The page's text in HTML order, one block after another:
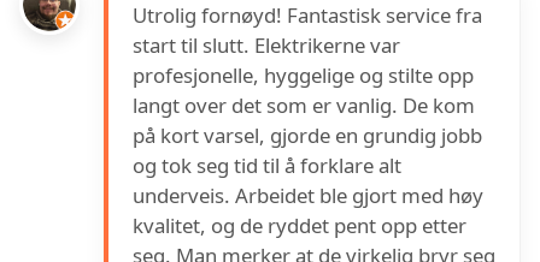
Utrolig fornøyd! Fantastisk service fra
start til slutt. Elektrikerne var
profesjonelle, hyggelige og stilte opp
langt over det som er vanlig. De kom
på kort varsel, gjorde en grundig jobb
og tok seg tid til å forklare alt
underveis. Arbeidet ble gjort med høy
kvalitet, og de ryddet pent opp etter
seg. Man merker at de virkelig bryr seg